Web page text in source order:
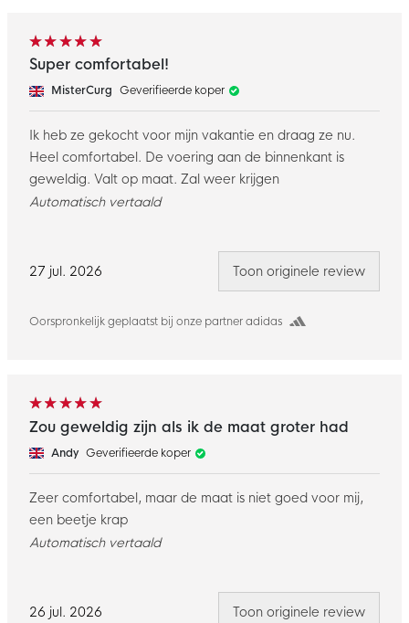
27 jul. 2026
Oorspronkelijk geplaatst bij onze partner adidas
Super comfortabel!
MisterCurg Geverifieerde koper
Ik heb ze gekocht voor mijn vakantie en draag ze nu.
Heel comfortabel. De voering aan de binnenkant is
geweldig. Valt op maat. Zal weer krijgen
Automatisch vertaald
Toon originele review
26 jul. 2026
Zou geweldig zijn als ik de maat groter had
Andy Geverifieerde koper
Zeer comfortabel, maar de maat is niet goed voor mij,
een beetje krap
Automatisch vertaald
Toon originele review